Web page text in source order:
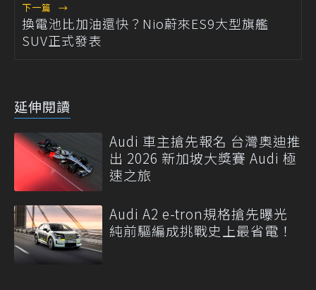
下一篇 →
換電池比加油還快？Nio蔚來ES9大型旗艦
SUV正式發表
延伸閱讀
Audi 車主搶先報名 台灣奧迪推
出 2026 新加坡大獎賽 Audi 極
速之旅
Audi A2 e-tron規格搶先曝光
純前驅編成挑戰史上最省電！